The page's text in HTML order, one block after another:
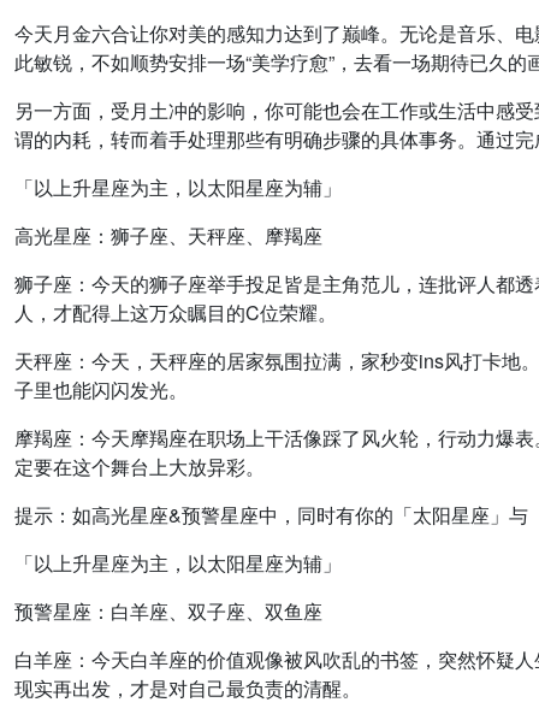
今天月金六合让你对美的感知力达到了巅峰。 无论是音乐、
此敏锐，不如顺势安排一场“美学疗愈”，去看一场期待已久
另一方面，受月土冲的影响，你可能也会在工作或生活中感
谓的内耗，转而着手处理那些有明确步骤的具体事务。通过
「以上升星座为主，以太阳星座为辅」
高光星座：狮子座、天秤座、摩羯座
狮子座： 今天的狮子座举手投足皆是主角范儿，连批评人都
人，才配得上这万众瞩目的C位荣耀。
天秤座： 今天，天秤座的居家氛围拉满，家秒变ins风打卡地
子里也能闪闪发光。
摩羯座： 今天摩羯座在职场上干活像踩了风火轮，行动力爆
定要在这个舞台上大放异彩。
提示：如高光星座&预警星座中，同时有你的「太阳星座」
「以上升星座为主，以太阳星座为辅」
预警星座：白羊座、双子座、双鱼座
白羊座： 今天白羊座的价值观像被风吹乱的书签，突然怀疑
现实再出发，才是对自己最负责的清醒。